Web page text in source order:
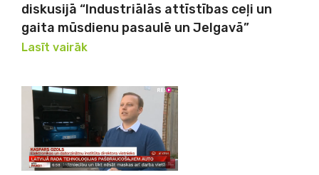
diskusijā “Industriālās attīstības ceļi un
gaita mūsdienu pasaulē un Jelgavā”
Lasīt vairāk